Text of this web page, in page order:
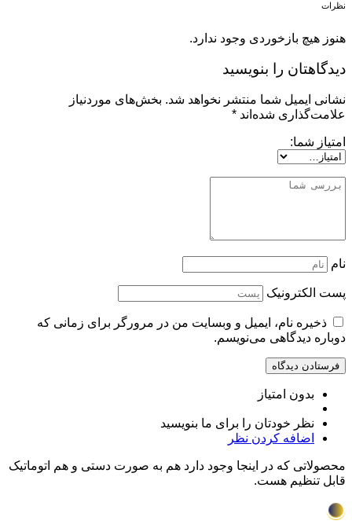
نظرات
هنوز هیچ بازخوردی وجود ندارد.
دیدگاهتان را بنویسید
نشانی ایمیل شما منتشر نخواهد شد. بخش‌های موردنیاز
علامت‌گذاری شده‌اند *
امتیاز شما:
نام
پست الکترونیک
ذخیره نام، ایمیل و وبسایت من در مرورگر برای زمانی که
دوباره دیدگاهی می‌نویسم.
بدون امتیاز
نظر خودتان را برای ما بنویسید
اضافه کردن نظر
محصولاتی که در اینجا وجود دارد هم به صورت دستی و هم اتوماتیک
قابل تنظیم هست.